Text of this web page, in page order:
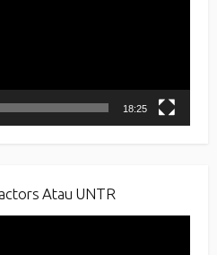
18:25
Atau UNTR